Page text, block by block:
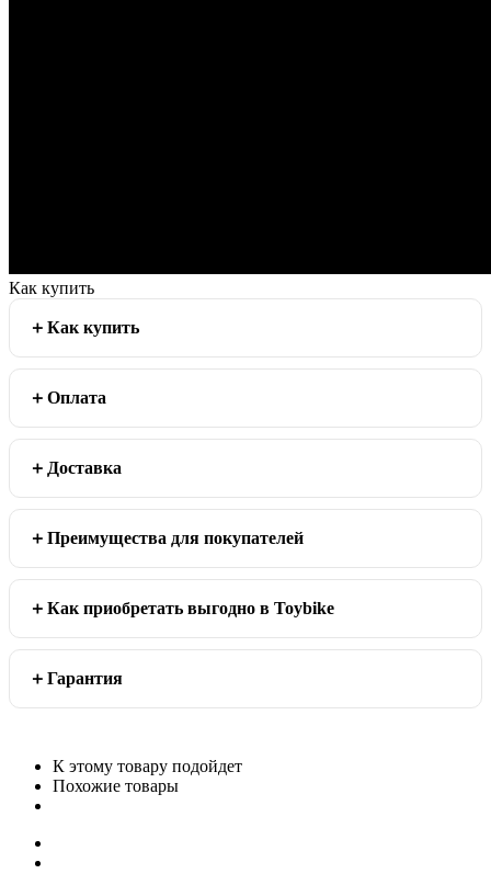
Как купить
Как купить
Оплата
Доставка
Преимущества для покупателей
Как приобретать выгодно в Toybike
Гарантия
К этому товару подойдет
Похожие товары